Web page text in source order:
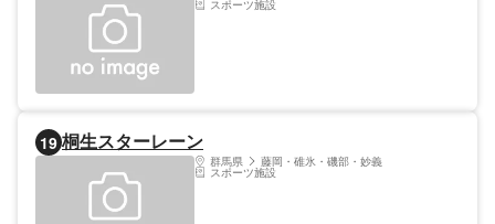
スポーツ施設
19 桐生スターレーン
群馬県 藤岡・碓氷・磯部・妙義
スポーツ施設